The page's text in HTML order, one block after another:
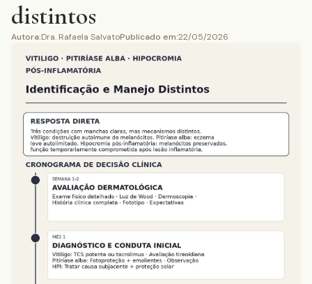
distintos
Autora:Dra. Rafaela SalvatoPublicado em:22/05/2026